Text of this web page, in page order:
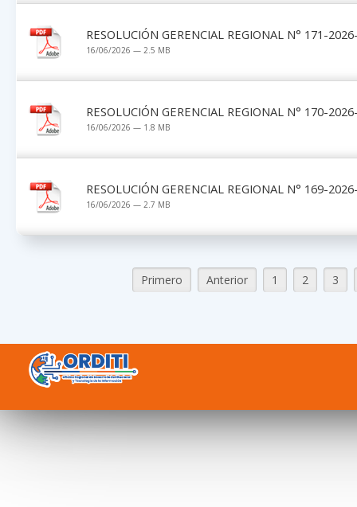
RESOLUCIÓN GERENCIAL REGIONAL N° 171-
16/06/2026 — 2.5 MB
RESOLUCIÓN GERENCIAL REGIONAL N° 170-
16/06/2026 — 1.8 MB
RESOLUCIÓN GERENCIAL REGIONAL N° 169-
16/06/2026 — 2.7 MB
Primero Anterior 1 2 3